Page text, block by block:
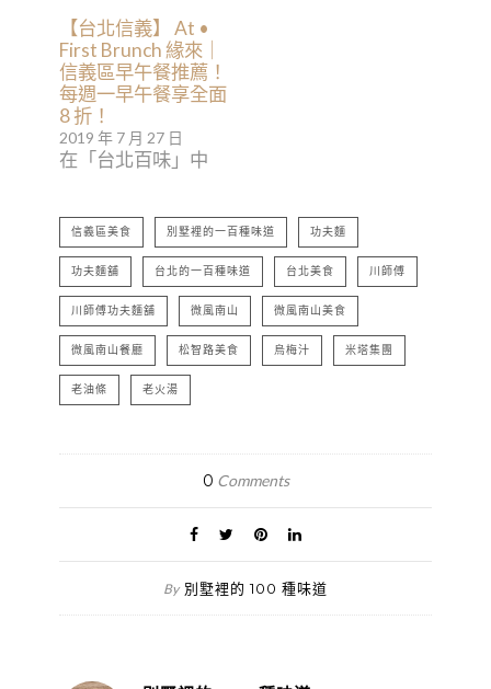
【台北信義】 At •
First Brunch 緣來｜
信義區早午餐推薦！
每週一早午餐享全面
8 折！
2019 年 7 月 27 日
在「台北百味」中
信義區美食 別墅裡的一百種味道 功夫麵
功夫麵舖 台北的一百種味道 台北美食 川師傅
川師傅功夫麵舖 微風南山 微風南山美食
微風南山餐廳 松智路美食 烏梅汁 米塔集團
老油條 老火湯
0 Comments
By 別墅裡的 100 種味道